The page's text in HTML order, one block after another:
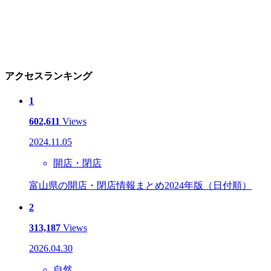
アクセスランキング
1
602,611 Views
2024.11.05
開店・閉店
富山県の開店・閉店情報まとめ2024年版（日付順）
2
313,187 Views
2026.04.30